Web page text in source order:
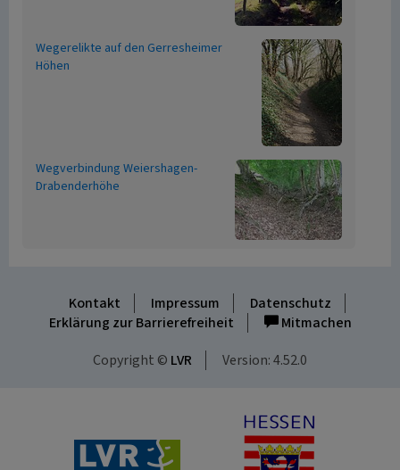
Wegerelikte auf den Gerresheimer
Höhen
Wegverbindung Weiershagen-
Drabenderhöhe
Kontakt Impressum
Datenschutz
Erklärung zur Barrierefreiheit
Mitmachen
Copyright © LVR Version: 4.52.0